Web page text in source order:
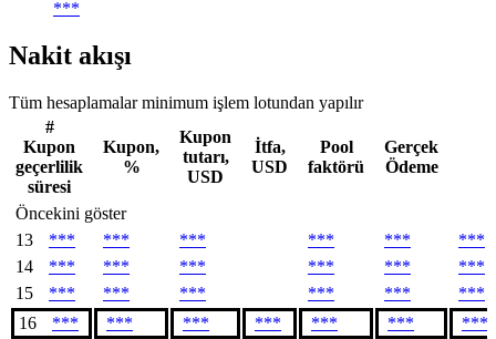
***
Nakit akışı
Tüm hesaplamalar minimum işlem lotundan yapılır
#
Kupon
geçerlilik
süresi
Kupon,
%
Kupon
tutarı,
USD
İtfa,
USD
Pool
faktörü
Gerçek
Ödeme
Öncekini göster
13
*** *** *** *** ***
***
14
*** *** *** *** ***
***
15
*** *** *** *** ***
***
16
*** *** *** *** *** ***
***